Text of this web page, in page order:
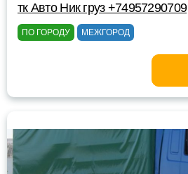
тк Авто Ник груз +74957290709
ПО ГОРОДУ МЕЖГОРОД